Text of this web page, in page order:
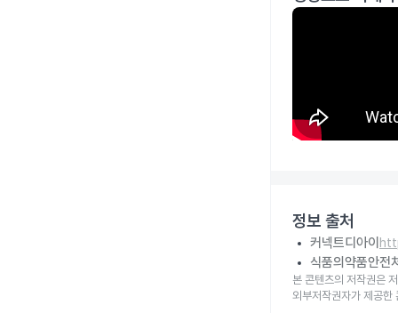
정보 출처
커넥트디아이
식품의약품안전
본 콘텐츠의 저작권은
외부저작권자가 제공한